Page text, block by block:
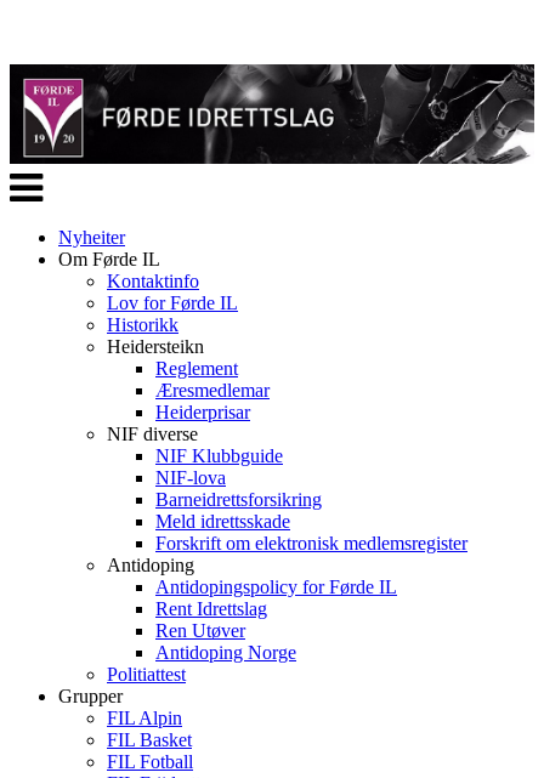
Veksle
navigasjon
Nyheiter
Om Førde IL
Kontaktinfo
Lov for Førde IL
Historikk
Heidersteikn
Reglement
Æresmedlemar
Heiderprisar
NIF diverse
NIF Klubbguide
NIF-lova
Barneidrettsforsikring
Meld idrettsskade
Forskrift om elektronisk medlemsregister
Antidoping
Antidopingspolicy for Førde IL
Rent Idrettslag
Ren Utøver
Antidoping Norge
Politiattest
Grupper
FIL Alpin
FIL Basket
FIL Fotball